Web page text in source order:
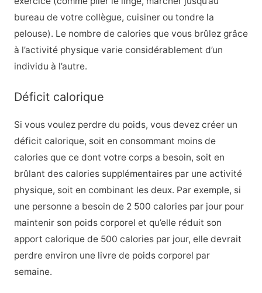
bureau de votre collègue, cuisiner ou tondre la
pelouse). Le nombre de calories que vous brûlez grâce
à l’activité physique varie considérablement d’un
individu à l’autre.
Déficit calorique
Si vous voulez perdre du poids, vous devez créer un
déficit calorique, soit en consommant moins de
calories que ce dont votre corps a besoin, soit en
brûlant des calories supplémentaires par une activité
physique, soit en combinant les deux. Par exemple, si
une personne a besoin de 2 500 calories par jour pour
maintenir son poids corporel et qu’elle réduit son
apport calorique de 500 calories par jour, elle devrait
perdre environ une livre de poids corporel par
semaine.